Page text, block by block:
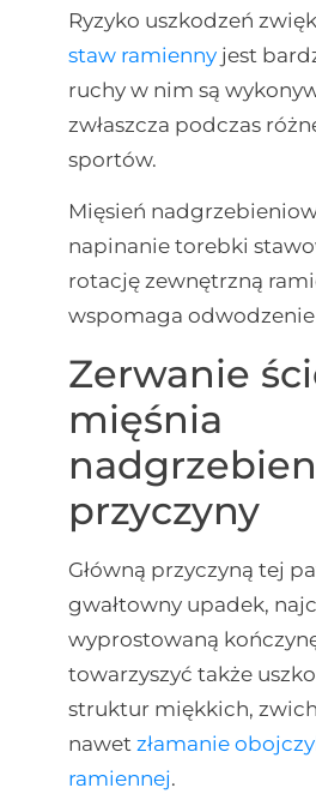
Ryzyko uszkodzeń
staw ramiennyjest
ruchy w nim są
zwłaszcza podczas
sportów.
Mięsień
napinanie torebki
rotację zewnętrzną
wspomaga
Zerwanie
mięśnia
przyczyny
Główną przyczyną tej
gwałtowny upadek,
wyprostowaną
towarzyszyć także
struktur miękkich,
nawet złamanie
ramiennej.